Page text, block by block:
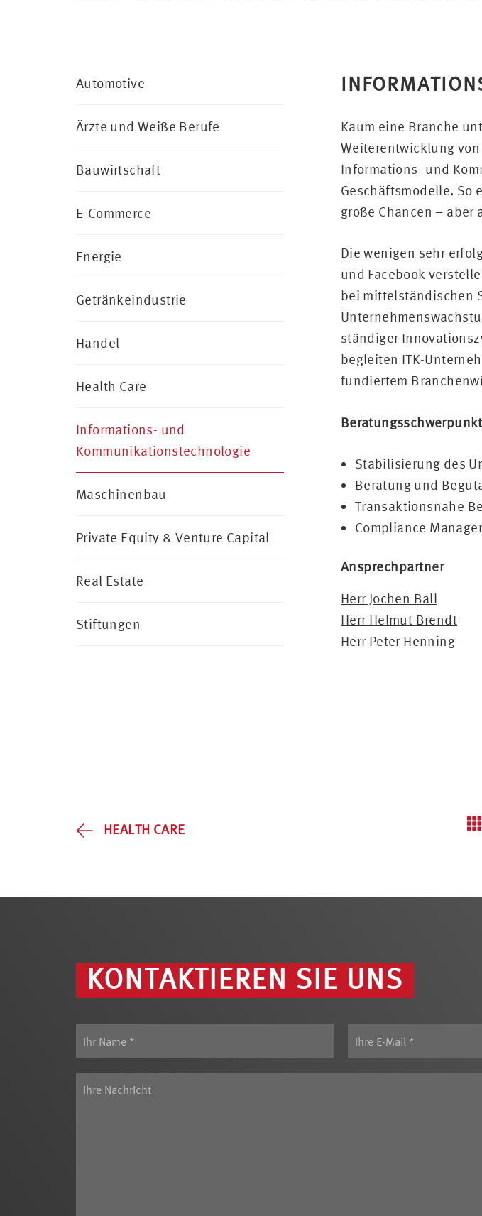
Kaum eine Branche
Weiterentwicklung
Informations- und
Geschäftsmodelle. So
große Chancen –
Die wenigen sehr
und Facebook
bei mittelständischen
ständiger
begleiten ITK-
fundiertem
Stabilisierung des
Beratung und
Transaktionsnahe
Compliance
Ansprechpartner
Herr Jochen Ball
Herr Helmut Brendt
Herr Peter Henning
Automotive
Ärzte und Weiße Berufe
Bauwirtschaft
E-Commerce
Energie
Getränkeindustrie
Handel
Health Care
Informations- und
Kommunikationstechnologie
Maschinenbau
Private Equity & Venture Capital
Real Estate
Stiftungen
HEALTH CARE
KONTAKTIEREN SIE UNS